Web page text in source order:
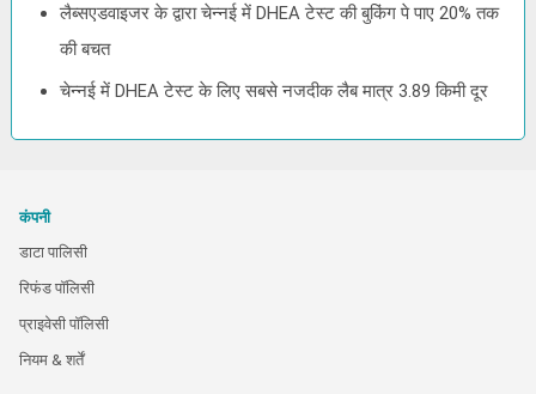
लैब्सएडवाइजर के द्वारा चेन्नई में DHEA टेस्ट की बुकिंग पे पाए 20% तक
की बचत
चेन्नई में DHEA टेस्ट के लिए सबसे नजदीक लैब मात्र 3.89 किमी दूर
कंपनी
डाटा पालिसी
रिफंड पॉलिसी
प्राइवेसी पॉलिसी
नियम & शर्तें